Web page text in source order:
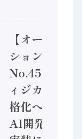
【オートメー
ション新聞
No.453】フ
ィジカルAI本
格化へ 国産
AI開発や社会